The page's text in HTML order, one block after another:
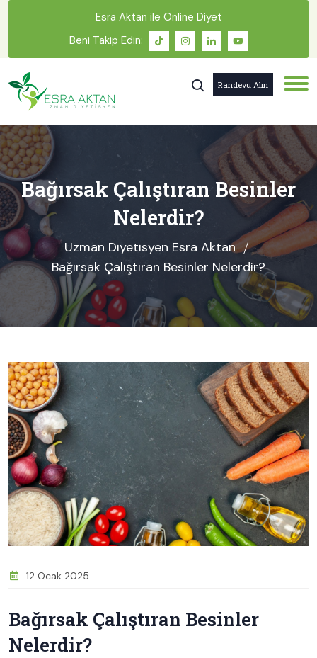
Esra Aktan ile Online Diyet
Beni Takip Edin:
Randevu Alın
Bağırsak Çalıştıran Besinler
Nelerdir?
Uzman Diyetisyen Esra Aktan
Bağırsak Çalıştıran Besinler Nelerdir?
12 Ocak 2025
Bağırsak Çalıştıran Besinler
Nelerdir?